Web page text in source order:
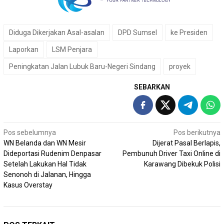
Diduga Dikerjakan Asal-asalan DPD Sumsel ke Presiden
Laporkan LSM Penjara
Peningkatan Jalan Lubuk Baru-Negeri Sindang proyek
SEBARKAN
Navigasi
pos
Pos sebelumnya
WN Belanda dan WN Mesir
Dideportasi Rudenim Denpasar
Setelah Lakukan Hal Tidak
Senonoh di Jalanan, Hingga
Kasus Overstay
Pos berikutnya
Dijerat Pasal Berlapis,
Pembunuh Driver Taxi Online di
Karawang Dibekuk Polisi